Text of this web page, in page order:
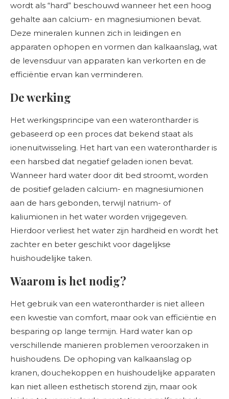
wordt als “hard” beschouwd wanneer het een hoog
gehalte aan calcium- en magnesiumionen bevat.
Deze mineralen kunnen zich in leidingen en
apparaten ophopen en vormen dan kalkaanslag, wat
de levensduur van apparaten kan verkorten en de
efficiëntie ervan kan verminderen.
De werking
Het werkingsprincipe van een waterontharder is
gebaseerd op een proces dat bekend staat als
ionenuitwisseling. Het hart van een waterontharder is
een harsbed dat negatief geladen ionen bevat.
Wanneer hard water door dit bed stroomt, worden
de positief geladen calcium- en magnesiumionen
aan de hars gebonden, terwijl natrium- of
kaliumionen in het water worden vrijgegeven.
Hierdoor verliest het water zijn hardheid en wordt het
zachter en beter geschikt voor dagelijkse
huishoudelijke taken.
Waarom is het nodig?
Het gebruik van een waterontharder is niet alleen
een kwestie van comfort, maar ook van efficiëntie en
besparing op lange termijn. Hard water kan op
verschillende manieren problemen veroorzaken in
huishoudens. De ophoping van kalkaanslag op
kranen, douchekoppen en huishoudelijke apparaten
kan niet alleen esthetisch storend zijn, maar ook